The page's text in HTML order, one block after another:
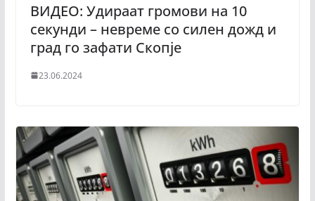
ВИДЕО: Удираат громови на 10
секунди – невреме со силен дожд и
град го зафати Скопје
23.06.2024